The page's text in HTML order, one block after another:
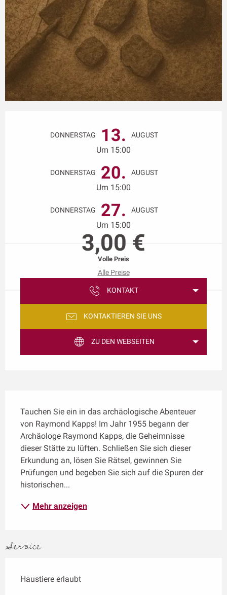
DONNERSTAG 13. AUGUST
Um 15:00
DONNERSTAG 20. AUGUST
Um 15:00
DONNERSTAG 27. AUGUST
Um 15:00
3,00 €
Volle Preis
Alle Preise
KONTAKT
KONTAKTIEREN SIE UNS
ZU DEN WEBSEITEN
Tauchen Sie ein in das archäologische Abenteuer
von Raymond Kapps! Im Jahr 1955 begann der
Archäologe Raymond Kapps, die Geheimnisse
dieser Stätte zu lüften. Schließen Sie sich dieser
Erkundung an, lösen Sie Rätsel, gewinnen Sie
Prüfungen und begeben Sie sich auf die Spuren der
historischen...
Mehr anzeigen
Service
Haustiere erlaubt